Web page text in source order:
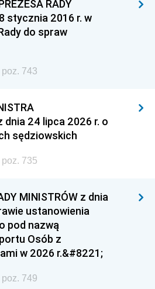
RADY
stycznia 2016 r. w
do spraw
743
dnia 24 lipca 2026 r. o
sędziowskich
735
MINISTRÓW z dnia
ustanowienia
pod nazwą
Osób z
w 2026 r.&#8221;
749